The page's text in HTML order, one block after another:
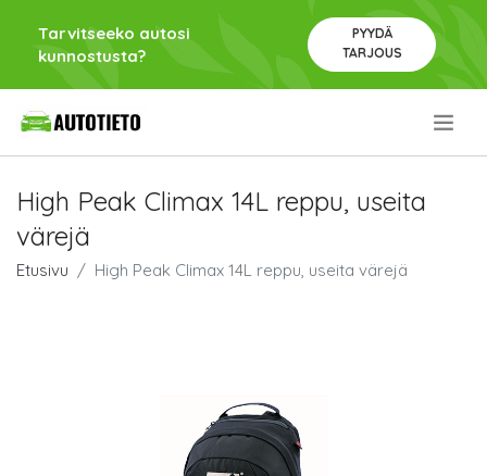
Tarvitseeko autosi
kunnostusta?
PYYDÄ
TARJOUS
High Peak Climax 14L reppu, useita
värejä
Etusivu High Peak Climax 14L reppu, useita värejä